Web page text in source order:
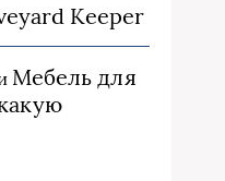
Keeper
Мебель для